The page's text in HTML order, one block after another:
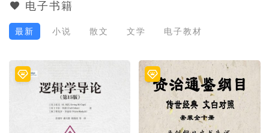
电子书籍
最新 小说 散文 文学 电子教材